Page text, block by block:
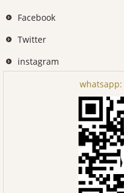
Facebook
Twitter
instagram
whatsapp: